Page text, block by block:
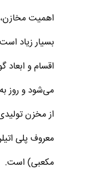
اهمیت مخازن،
بسیار زیاد
اقسام و ابعاد
می‌شود و روز
از مخزن
معروف پلی
مکعبی) است.